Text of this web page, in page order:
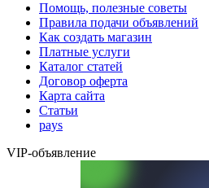
Помощь, полезные советы
Правила подачи объявлений
Как создать магазин
Платные услуги
Каталог статей
Договор оферта
Карта сайта
Статьи
pays
VIP-объявление